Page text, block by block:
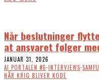
Når beslutninger
at ansvaret følger
JANUAR 31, 2026
AI PORTALEN #6·INTERVIEWS·
NÅR KRIG BLIVER KODE